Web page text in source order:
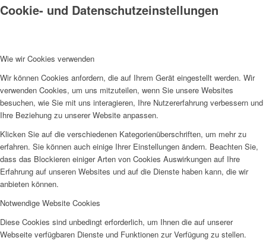
Cookie- und Datenschutzeinstellungen
Wie wir Cookies verwenden
Wir können Cookies anfordern, die auf Ihrem Gerät eingestellt werden. Wir
verwenden Cookies, um uns mitzuteilen, wenn Sie unsere Websites
besuchen, wie Sie mit uns interagieren, Ihre Nutzererfahrung verbessern und
Ihre Beziehung zu unserer Website anpassen.
Klicken Sie auf die verschiedenen Kategorienüberschriften, um mehr zu
erfahren. Sie können auch einige Ihrer Einstellungen ändern. Beachten Sie,
dass das Blockieren einiger Arten von Cookies Auswirkungen auf Ihre
Erfahrung auf unseren Websites und auf die Dienste haben kann, die wir
anbieten können.
Notwendige Website Cookies
Diese Cookies sind unbedingt erforderlich, um Ihnen die auf unserer
Webseite verfügbaren Dienste und Funktionen zur Verfügung zu stellen.